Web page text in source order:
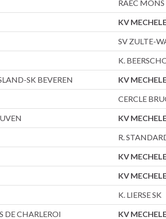
RAEC MONS
KV
SV ZULTE-
K.
SK BEVEREN KV
CERCLE
KV
R.
KV
KV
K. LIERSE SK
DE CHARLEROI KV